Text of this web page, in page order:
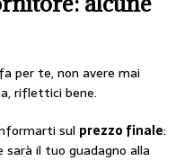
per te, non avere mai
riflettici bene.
sul prezzo finale:
il tuo guadagno alla